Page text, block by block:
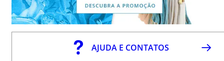
AJUDA E CONTATOS